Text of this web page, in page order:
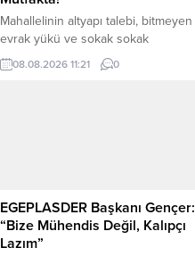
Mahallelinin altyapı talebi, bitmeyen
evrak yükü ve sokak sokak
çözülmesi gereken sorunlar…
Bornova’nın yerel yöneticileri bu
hamur bulaştı. Yerel yönetimin en
yoğun saha çalışanları olan...
08.08.2026 11:21 0
EGEPLASDER Başkanı Gençer:
“Bize Mühendis Değil, Kalıpçı
Lazım”